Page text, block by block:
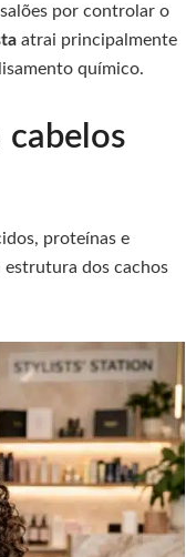
por controlar o
atrai principalmente
químico.
proteínas e
estrutura dos cachos